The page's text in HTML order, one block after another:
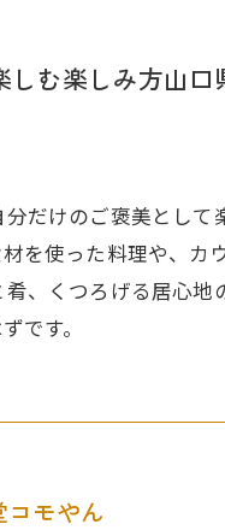
む楽しみ方山
だけのご褒美とし
を使った料理や、
、くつろげる居心
です。
コモやん